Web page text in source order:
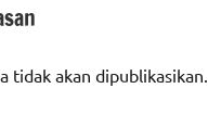
tidak akan dipublikasikan.